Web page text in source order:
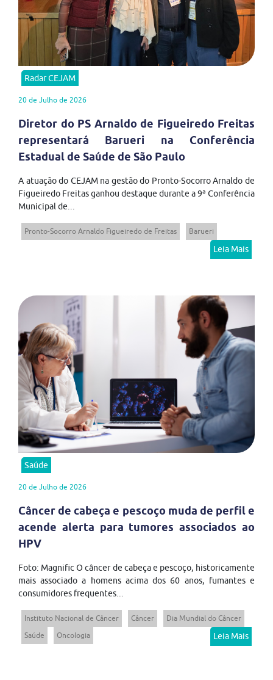
Radar CEJAM
20 de Julho de 2026
Diretor do PS Arnaldo de Figueiredo Freitas
representará Barueri na Conferência
Estadual de Saúde de São Paulo
A atuação do CEJAM na gestão do Pronto-Socorro Arnaldo de
Figueiredo Freitas ganhou destaque durante a 9ª Conferência
Municipal de...
Pronto-Socorro Arnaldo Figueiredo de Freitas Barueri
Leia Mais
Saúde
20 de Julho de 2026
Câncer de cabeça e pescoço muda de perfil e
acende alerta para tumores associados ao
HPV
Foto: Magnific O câncer de cabeça e pescoço, historicamente
mais associado a homens acima dos 60 anos, fumantes e
consumidores frequentes...
Instituto Nacional de Câncer Câncer
Dia Mundial do Câncer
Saúde
Oncologia Leia Mais